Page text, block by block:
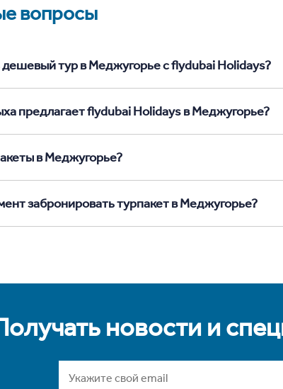
вопросы
дешевый тур в Меджугорье с flydubai Holidays?
предлагает flydubai Holidays в Меджугорье?
в Меджугорье?
забронировать турпакет в Меджугорье?
новости и